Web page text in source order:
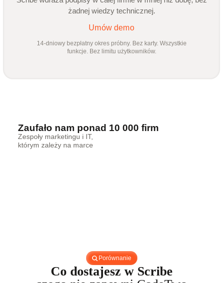
żadnej wiedzy technicznej.
Umów demo
14-dniowy bezpłatny okres próbny. Bez karty. Wszystkie
funkcje. Bez limitu użytkowników.
Zaufało nam ponad 10 000 firm
Zespoły marketingu i IT,
którym zależy na marce
Porównanie
Co dostajesz w Scribe